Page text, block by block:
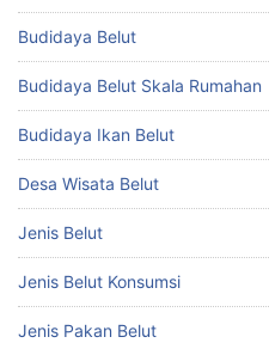
Budidaya Belut
Budidaya Belut Skala Rumahan
Budidaya Ikan Belut
Desa Wisata Belut
Jenis Belut
Jenis Belut Konsumsi
Jenis Pakan Belut